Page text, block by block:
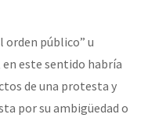
público” u
en este sentido habría
de una protesta y
por su ambigüedad o